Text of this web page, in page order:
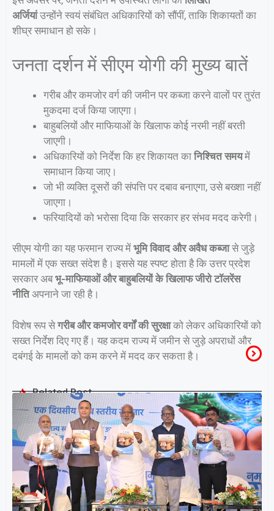
अर्जियांउन्होंने स्वयं संबंधित अधिकारियों को सौंपीं, ताकि शिकायतों का
शीघ्र समाधान हो सके।
जनता दर्शन में सीएम योगी की मुख्य बातें
गरीब और कमजोर वर्ग की जमीन पर कब्जा करने वालों पर तुरंत
मुकदमा दर्ज किया जाएगा।
बाहुबलियों और माफियाओं के खिलाफ कोई नरमी नहीं बरती
जाएगी।
अधिकारियों को निर्देश कि हर शिकायत का निश्चित समयमें
समाधान किया जाए।
जो भी व्यक्ति दूसरों की संपत्ति पर दबाव बनाएगा, उसे बख्शा नहीं
जाएगा।
फरियादियों को भरोसा दिया कि सरकार हर संभव मदद करेगी।
सीएम योगी का यह फरमान राज्य में भूमि विवाद और अवैध कब्जासे जुड़े
मामलों में एक सख्त संदेश है। इससे यह स्पष्ट होता है कि उत्तर प्रदेश
सरकार अबभू-माफियाओं और बाहुबलियों के खिलाफ जीरो टॉलरेंस
नीतिअपनाने जा रही है।
विशेष रूप सेगरीब और कमजोर वर्गों की सुरक्षाको लेकर अधिकारियों को
सख्त निर्देश दिए गए हैं। यह कदम राज्य में जमीन से जुड़े अपराधों और
दबंगई के मामलों को कम करने में मदद कर सकता है।
Related Post